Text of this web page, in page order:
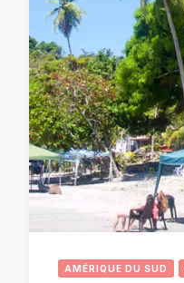
AMÉRIQUE DU SUD